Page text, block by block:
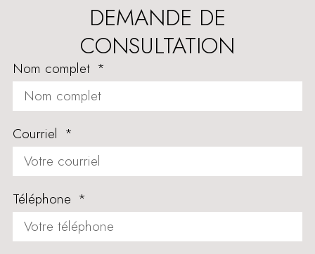
DEMANDE DE
CONSULTATION
Nom complet
Courriel
Téléphone